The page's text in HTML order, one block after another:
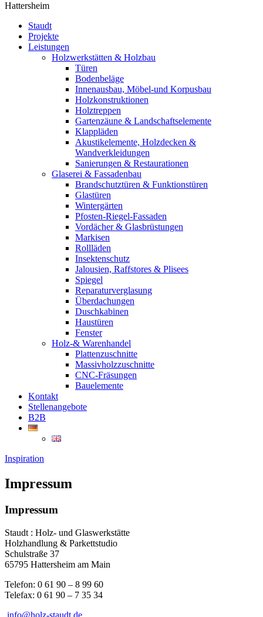
Hattersheim
Staudt
Projekte
Leistungen
Holzwerkstätten & Holzbau
Türen
Bodenbeläge
Innenausbau, Möbel-und Korpusbau
Holzkonstruktionen
Holztreppen
Gartenzäune & Landschaftselemente
Klappläden
Akustikelemente, Holzdecken &
Wandverkleidungen
Sanierungen & Restaurationen
Glaserei & Fassadenbau
Brandschutztüren & Funktionstüren
Glastüren
Wintergärten
Pfosten-Riegel-Fassaden
Vordächer & Glasbrüstungen
Markisen
Rollläden
Insektenschutz
Jalousien, Raffstores & Plisees
Spiegel
Reparaturverglasung
Überdachungen
Duschkabinen
Haustüren
Fenster
Holz-& Warenhandel
Plattenzuschnitte
Massivholzzuschnitte
CNC-Fräsungen
Bauelemente
Kontakt
Stellenangebote
B2B
Inspiration
Impressum
Impressum
Staudt : Holz- und Glaswerkstätte
Holzhandlung & Parkettstudio
Schulstraße 37
65795 Hattersheim am Main
Telefon: 0 61 90 – 8 99 60
Telefax: 0 61 90 – 7 35 34
info@holz-staudt.de